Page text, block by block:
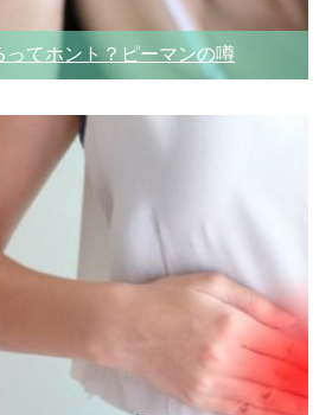
てホント？ピーマンの噂